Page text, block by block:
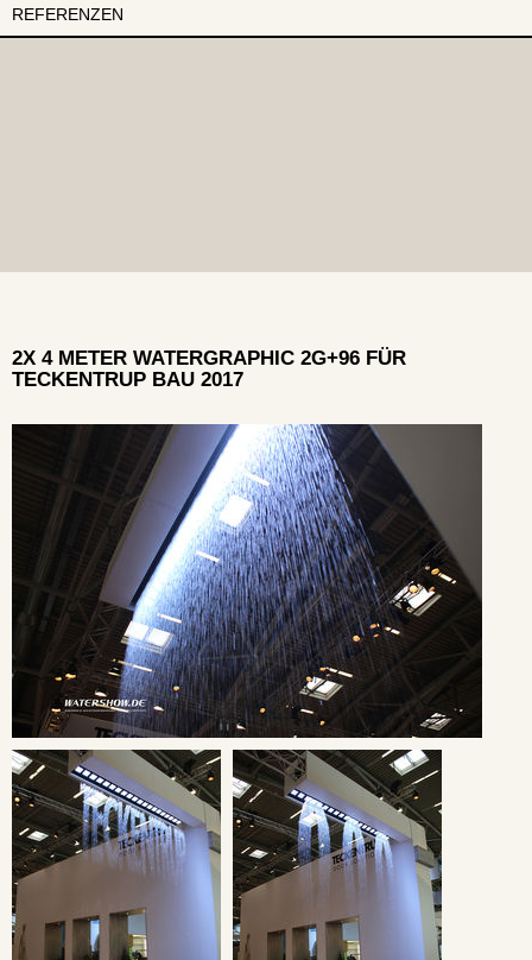
REFERENZEN
2X 4 METER WATERGRAPHIC 2G+96 FÜR
TECKENTRUP BAU 2017